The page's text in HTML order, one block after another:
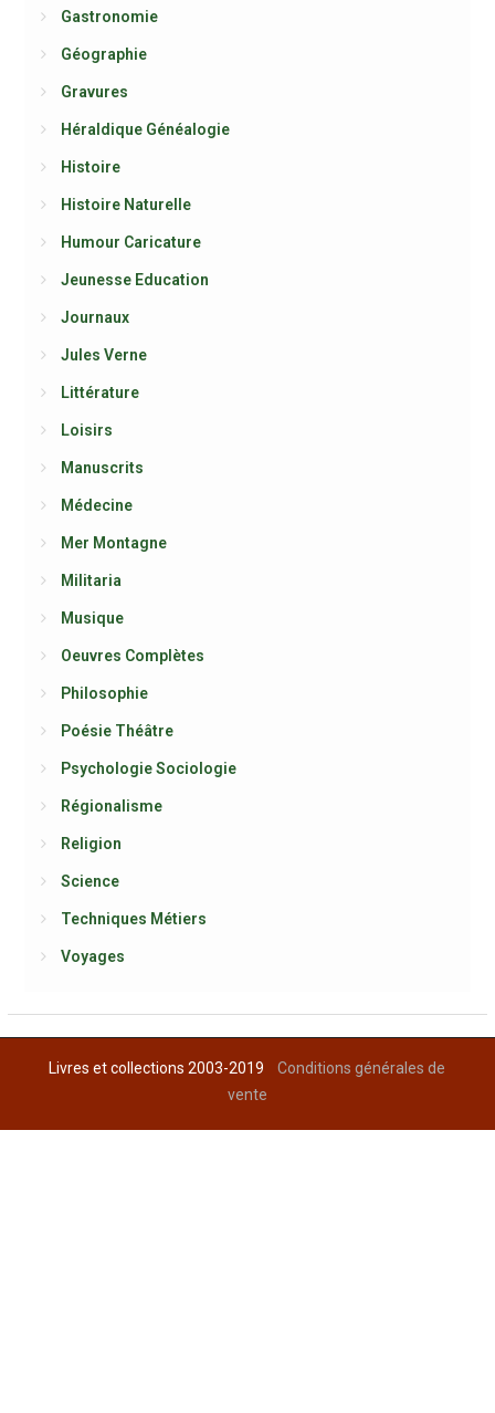
Gastronomie
Géographie
Gravures
Héraldique Généalogie
Histoire
Histoire Naturelle
Humour Caricature
Jeunesse Education
Journaux
Jules Verne
Littérature
Loisirs
Manuscrits
Médecine
Mer Montagne
Militaria
Musique
Oeuvres Complètes
Philosophie
Poésie Théâtre
Psychologie Sociologie
Régionalisme
Religion
Science
Techniques Métiers
Voyages
Livres et collections 2003-2019Conditions générales de
vente